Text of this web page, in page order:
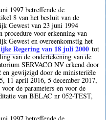
1997 betreffende de
8 van het besluit van de
Gewest van 23 juni 1994
procedure voor erkenning van
Gewest en overeenkomstig het
Regering van 18 juli 2000 tot
van de ondertekening van de
SERVACO NV erkend door
gewijzigd door de ministeriële
11 april 2016, 5 december 2017,
de parameters en voor de
van BELAC nr 052-TEST,